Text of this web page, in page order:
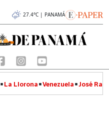
27.4°C | PANAMÁ
La Llorona Venezuela José